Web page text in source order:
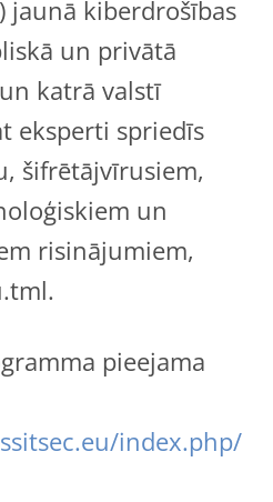
jaunā kiberdrošības
un privātā
katrā valstī
eksperti spriedīs
šifrētājvīrusiem,
un
risinājumiem,
pieejama
index.php/